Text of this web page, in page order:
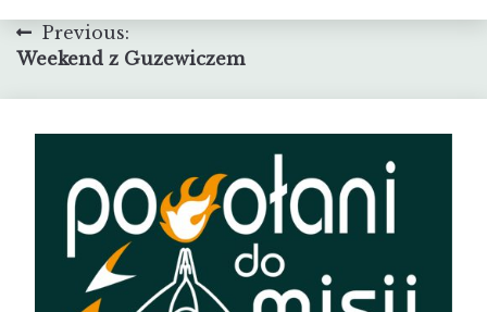
Nawigacja
wpisu
Previous:
Weekend z Guzewiczem